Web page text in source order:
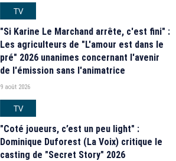
TV
"Si Karine Le Marchand arrête, c'est fini" :
Les agriculteurs de "L'amour est dans le
pré" 2026 unanimes concernant l'avenir
de l'émission sans l'animatrice
9 août 2026
TV
"Coté joueurs, c’est un peu light" :
Dominique Duforest (La Voix) critique le
casting de "Secret Story" 2026